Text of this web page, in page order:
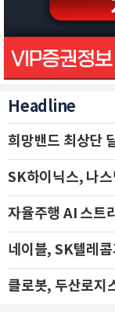
Headline
네이블, SK텔레